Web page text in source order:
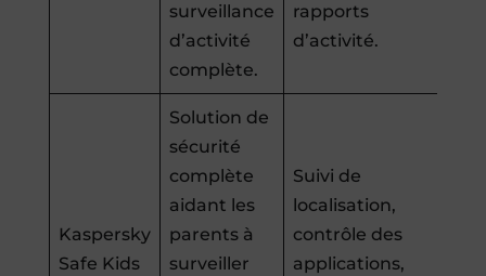
surveillance
d’activité
complète.
rapports
d’activité.
Kaspersky
Safe Kids
Solution de
sécurité
complète
aidant les
parents à
surveiller
Suivi de
localisation,
contrôle des
applications,